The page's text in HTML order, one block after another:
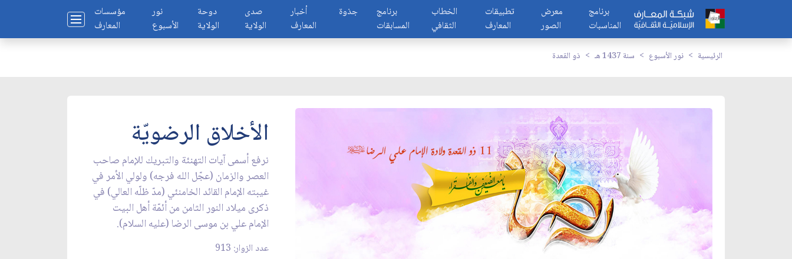
مؤسسات
المعارف
نور
الأسبوع
دوحة
الولاية
صدى
الولاية
أخبار
المعارف
جذوة
برنامج
المسابقات
الخطاب
الثقافي
تطبيقات
المعارف
معرض
الصور
برنامج
المناسبات
الرئيسية نور الأسبوع سنة 1437 هـ ذو القعدة
الأخلاق الرضويّة
نرفع أسمى آيات التهنئة والتبريك للإمام صاحب
العصر والزمان (عجّل الله فرجه) ولولي الأمر في
غيبته الإمام القائد الخامنئي (مدّ ظلّه العالي) في
ذكرى ميلاد النور الثامن من أئمّة أهل البيت
الإمام علي بن موسى الرضا (عليه السلام).
عدد الزوار: 913